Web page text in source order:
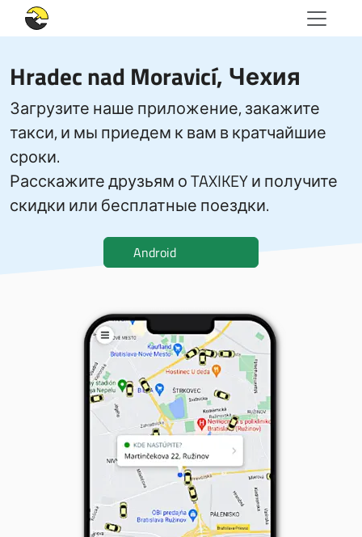
Hradec nad Moravicí, Чехия
Загрузите наше приложение, закажите
такси, и мы приедем к вам в кратчайшие
сроки.
Расскажите друзьям о TAXIKEY и получите
скидки или бесплатные поездки.
Android